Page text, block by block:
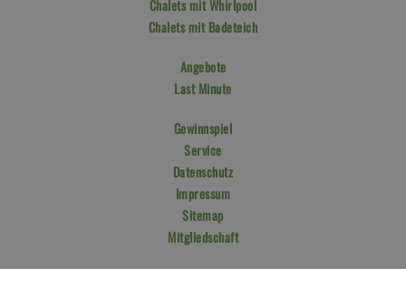
Chalets mit Whirlpool
Chalets mit Badeteich
Angebote
Last Minute
Gewinnspiel
Service
Datenschutz
Impressum
Sitemap
Mitgliedschaft